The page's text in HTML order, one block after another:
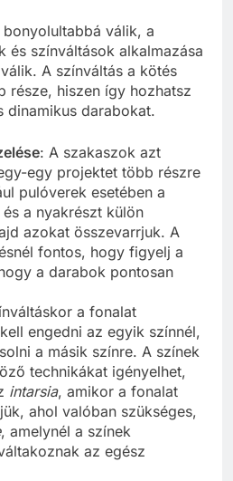
válik, a
és színváltások alkalmazása
A színváltás a kötés
része, hiszen így hozhatsz
dinamikus darabokat.
: A szakaszok azt
egy projektet több részre
pulóverek esetében a
a nyakrészt külön
azokat összevarrjuk. A
fontos, hogy figyelj a
a darabok pontosan
a fonalat
engedni az egyik színnél,
a másik színre. A színek
technikákat igényelhet,
intarsia, amikor a fonalat
ahol valóban szükséges,
, amelynél a színek
az egész